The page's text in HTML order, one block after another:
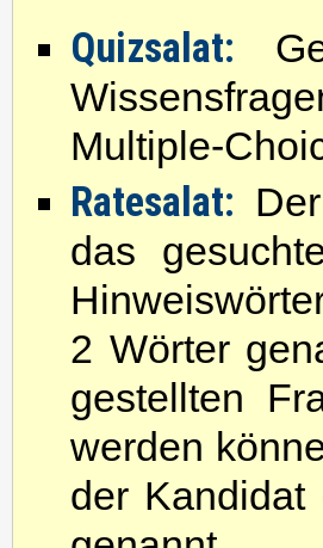
Quizsalat:
Multiple-
Ratesalat:
das
2 Wörter
gestellten
werden
der Kandidat